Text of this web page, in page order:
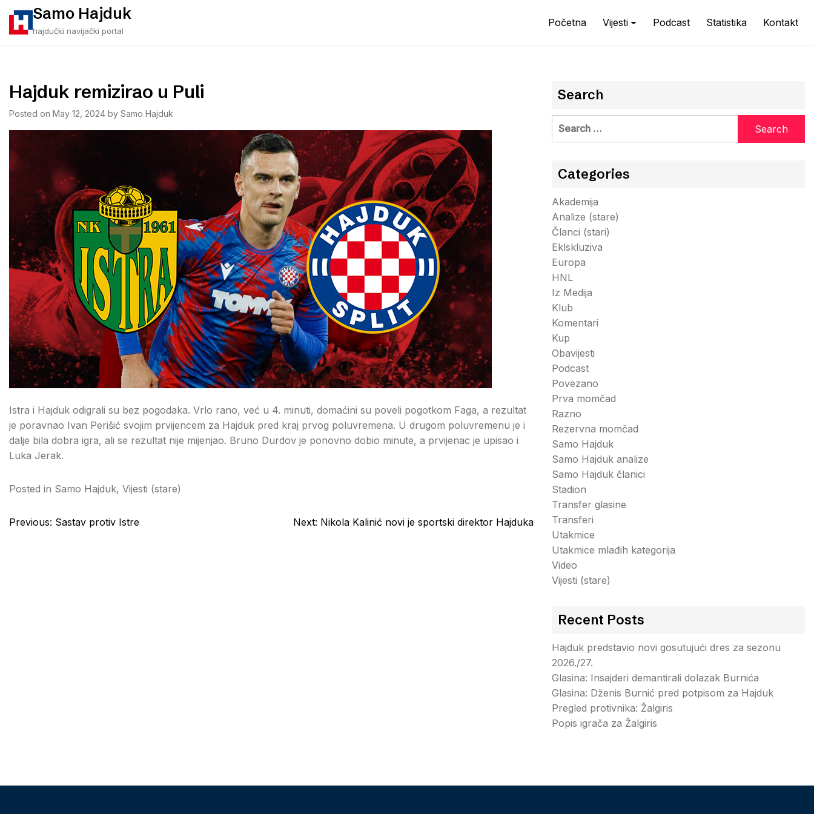
content
Samo Hajduk
hajdučki navijački portal
Početna Vijesti Podcast Statistika Kontakt
Hajduk remizirao u Puli
Posted on May 12, 2024 by Samo Hajduk
Istra i Hajduk odigrali su bez pogodaka. Vrlo rano, već u 4. minuti, domaćini su poveli pogotkom Faga, a rezultat
je poravnao Ivan Perišić svojim prvijencem za Hajduk pred kraj prvog poluvremena. U drugom poluvremenu je i
dalje bila dobra igra, ali se rezultat nije mijenjao. Bruno Durdov je ponovno dobio minute, a prvijenac je upisao i
Luka Jerak.
Posted in Samo Hajduk, Vijesti (stare)
Post
Previous: Sastav protiv Istre Next: Nikola Kalinić novi je sportski direktor Hajduka
Search
Search
Categories
Akademija
Analize (stare)
Članci (stari)
Eklskluziva
Europa
HNL
Iz Medija
Klub
Komentari
Kup
Obavijesti
Podcast
Povezano
Prva momčad
Razno
Rezervna momčad
Samo Hajduk
Samo Hajduk analize
Samo Hajduk članici
Stadion
Transfer glasine
Transferi
Utakmice
Utakmice mlađih kategorija
Video
Vijesti (stare)
Recent Posts
Hajduk predstavio novi gosutujući dres za sezonu
2026./27.
Glasina: Insajderi demantirali dolazak Burnića
Glasina: Dženis Burnić pred potpisom za Hajduk
Pregled protivnika: Žalgiris
Popis igrača za Žalgiris